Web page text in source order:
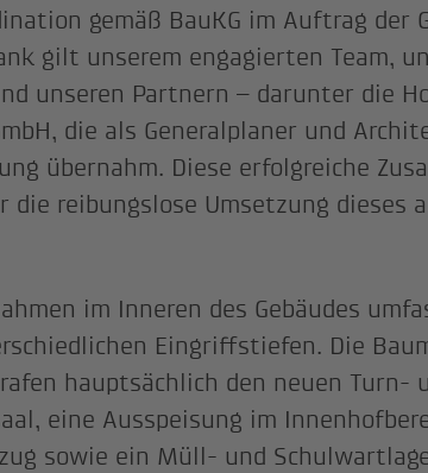
gemäß BauKG im Auftrag der
gilt unserem engagierten Team,
unseren Partnern – darunter die
die als Generalplaner und
übernahm. Diese erfolgreiche
die reibungslose Umsetzung dieses
im Inneren des Gebäudes
Eingriffstiefen. Die
hauptsächlich den neuen Turn-
eine Ausspeisung im
sowie ein Müll- und